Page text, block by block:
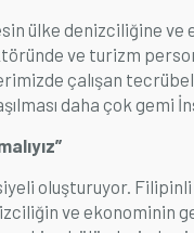
ülke denizciliğine ve
ve turizm
çalışan
daha çok gemi
oluşturuyor.
ve ekonominin